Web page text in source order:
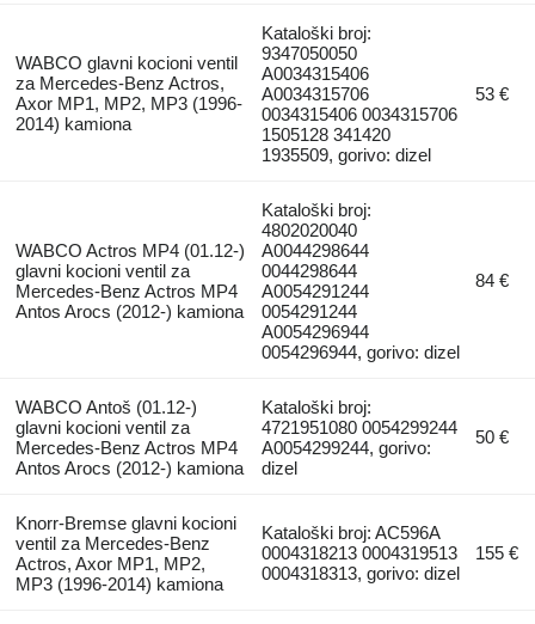
WABCO glavni kocioni ventil
za Mercedes-Benz Actros,
Axor MP1, MP2, MP3 (1996-
2014) kamiona
Kataloški broj:
9347050050
A0034315406
A0034315706
0034315406 0034315706
1505128 341420
1935509, gorivo: dizel
53 €
WABCO Actros MP4 (01.12-)
glavni kocioni ventil za
Mercedes-Benz Actros MP4
Antos Arocs (2012-) kamiona
Kataloški broj:
4802020040
A0044298644
0044298644
A0054291244
0054291244
A0054296944
0054296944, gorivo: dizel
84 €
WABCO Antoš (01.12-)
glavni kocioni ventil za
Mercedes-Benz Actros MP4
Antos Arocs (2012-) kamiona
Kataloški broj:
4721951080 0054299244
A0054299244, gorivo:
dizel
50 €
Knorr-Bremse glavni kocioni
ventil za Mercedes-Benz
Actros, Axor MP1, MP2,
MP3 (1996-2014) kamiona
Kataloški broj: AC596A
0004318213 0004319513
0004318313, gorivo: dizel
155 €